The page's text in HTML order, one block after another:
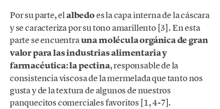
Por su parte, elalbedoes la capa interna de la cáscara
y se caracteriza por su tono amarillento [3]. En esta
parte se encuentrauna molécula orgánica de gran
valor para las industrias alimentaria y
farmacéutica: la pectina, responsable de la
consistencia viscosa de la mermelada que tanto nos
gusta y de la textura de algunos de nuestros
panquecitos comerciales favoritos [1, 4-7].